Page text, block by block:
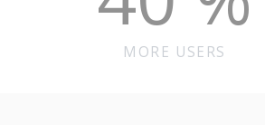
MORE USERS